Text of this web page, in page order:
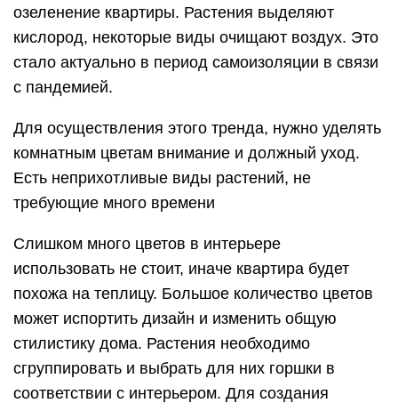
озеленение квартиры. Растения выделяют
кислород, некоторые виды очищают воздух. Это
стало актуально в период самоизоляции в связи
с пандемией.
Для осуществления этого тренда, нужно уделять
комнатным цветам внимание и должный уход.
Есть неприхотливые виды растений, не
требующие много времени
Слишком много цветов в интерьере
использовать не стоит, иначе квартира будет
похожа на теплицу. Большое количество цветов
может испортить дизайн и изменить общую
стилистику дома. Растения необходимо
сгруппировать и выбрать для них горшки в
соответствии с интерьером. Для создания